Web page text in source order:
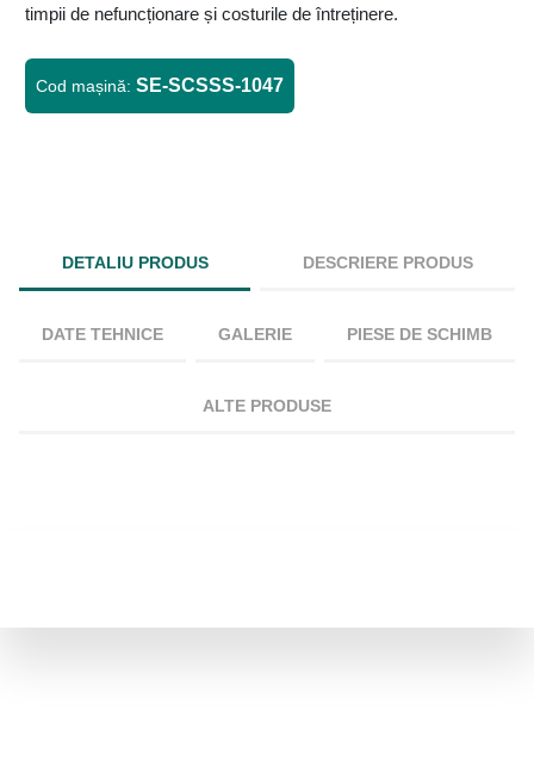
timpii de nefuncționare și costurile de întreținere.
Cod mașină: SE-SCSSS-1047
DETALIU PRODUS DESCRIERE PRODUS
DATE TEHNICE GALERIE PIESE DE SCHIMB
ALTE PRODUSE